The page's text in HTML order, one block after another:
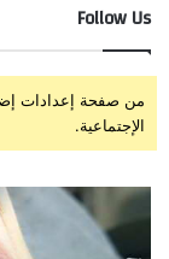
Follow Us
من صفحة إعدادات
الإجتماعية.
زراعة
وتركيب
إبتسامة